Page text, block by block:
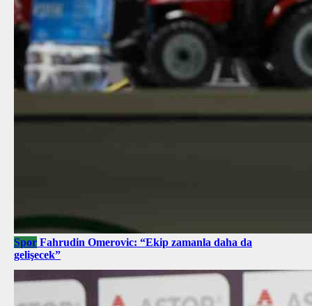
Spor Fahrudin Omerovic: “Ekip zamanla daha da
gelişecek”